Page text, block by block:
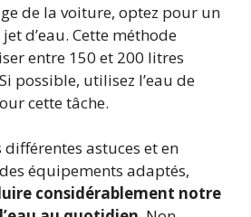
de la voiture, optez pour un
d’eau. Cette méthode
entre 150 et 200 litres
possible, utilisez l’eau de
cette tâche.
astuces et en
équipements adaptés,
considérablement notre